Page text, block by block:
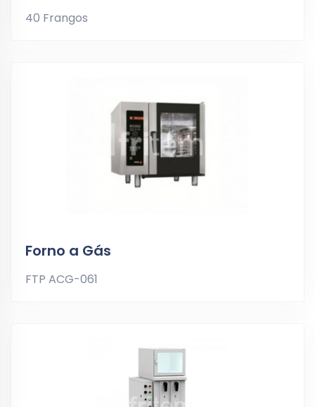
40 Frangos
Forno a Gás
FTP ACG-061